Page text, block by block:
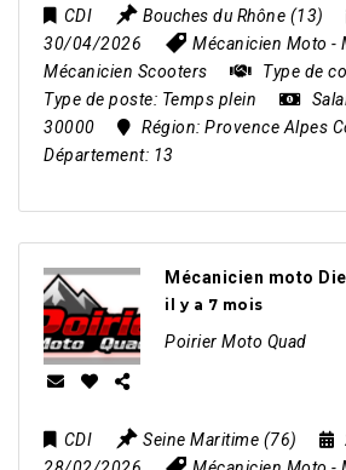
CDI Bouches du Rhône (13)
30/04/2026
Mécanicien Moto -
Mécanicien Scooters
Type de
Type de poste: Temps plein
30000
Région: Provence Alpes
Département: 13
Mécanicien moto
il y a 7 mois
Poirier Moto Quad
CDI Seine Maritime (76)